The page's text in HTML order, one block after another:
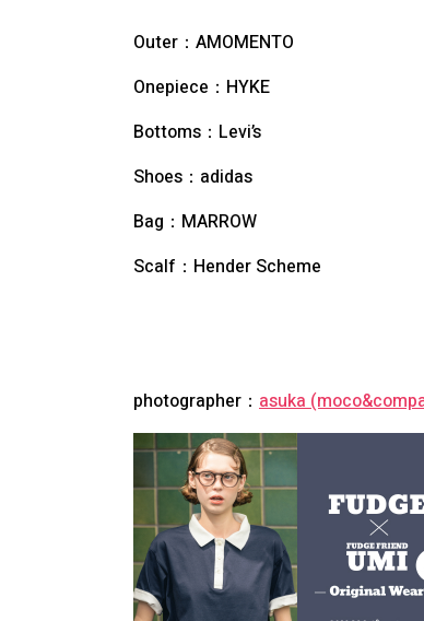
Outer：AMOMENTO
Onepiece：HYKE
Bottoms：Levi’s
Shoes：adidas
Bag：MARROW
Scalf：Hender Scheme
photographer： asuka